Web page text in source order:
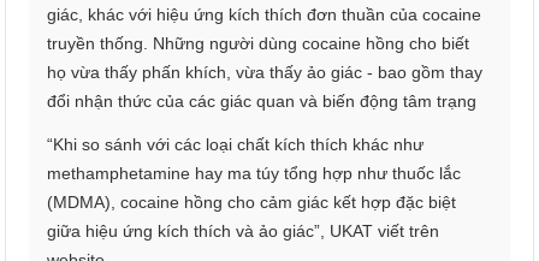
giác, khác với hiệu ứng kích thích đơn thuần của cocaine
truyền thống. Những người dùng cocaine hồng cho biết
họ vừa thấy phấn khích, vừa thấy ảo giác - bao gồm thay
đổi nhận thức của các giác quan và biến động tâm trạng
“Khi so sánh với các loại chất kích thích khác như
methamphetamine hay ma túy tổng hợp như thuốc lắc
(MDMA), cocaine hồng cho cảm giác kết hợp đặc biệt
giữa hiệu ứng kích thích và ảo giác”, UKAT viết trên